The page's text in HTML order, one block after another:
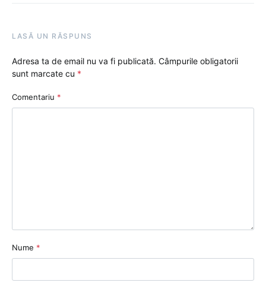
LASĂ UN RĂSPUNS
Adresa ta de email nu va fi publicată. Câmpurile obligatorii
sunt marcate cu *
Comentariu *
Nume *